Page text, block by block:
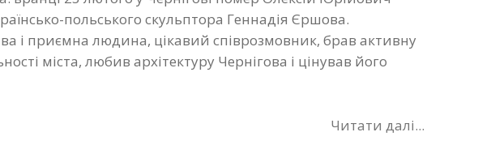
польського скульптора Геннадія Єршова.
і приємна людина, цікавий співрозмовник, брав активну
міста, любив архітектуру Чернігова і цінував його
Читати далі...